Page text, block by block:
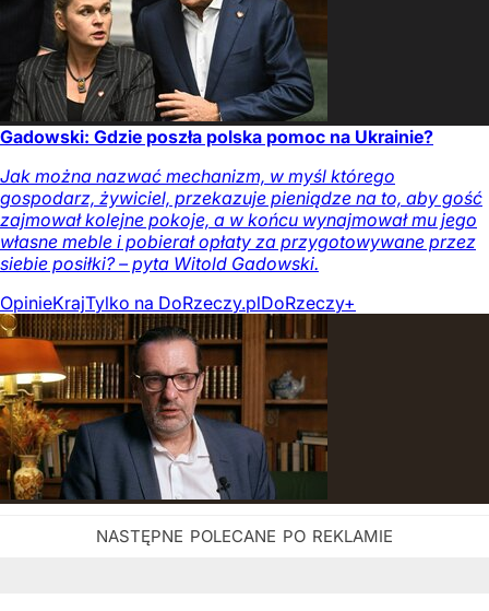
Gadowski: Gdzie poszła polska pomoc na Ukrainie?
Jak można nazwać mechanizm, w myśl którego
gospodarz, żywiciel, przekazuje pieniądze na to, aby gość
zajmował kolejne pokoje, a w końcu wynajmował mu jego
własne meble i pobierał opłaty za przygotowywane przez
siebie posiłki? – pyta Witold Gadowski.
OpinieKrajTylko na DoRzeczy.plDoRzeczy+